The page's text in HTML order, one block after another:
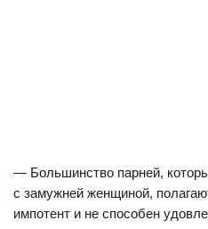
— Большинство парней,
с замужней женщиной,
импотент и не способен